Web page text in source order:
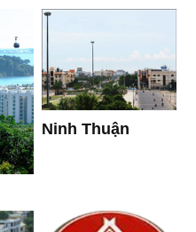
Ninh Thuận